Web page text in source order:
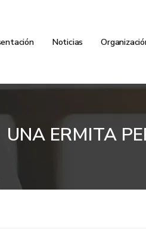
Noticias
UNA ERMITA